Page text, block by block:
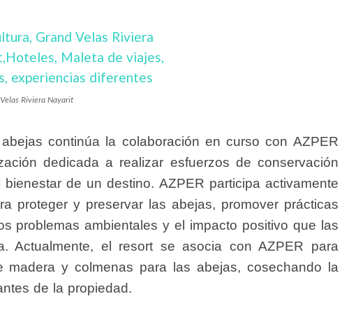
Riviera Nayarit
continúa la colaboración en curso con AZPER
dedicada a realizar esfuerzos de conservación
de un destino. AZPER participa activamente
proteger y preservar las abejas, promover prácticas
problemas ambientales y el impacto positivo que las
Actualmente, el resort se asocia con AZPER para
madera y colmenas para las abejas, cosechando la
de la propiedad.